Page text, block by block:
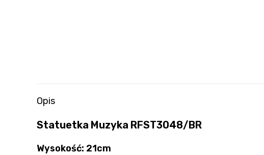
Opis
Statuetka Muzyka RFST3048/BR
Wysokość: 21cm